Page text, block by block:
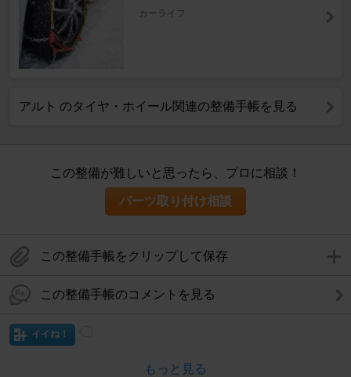
カーライフ
アルト のタイヤ・ホイール関連の整備手帳を見る
この整備が難しいと思ったら、プロに相談！
パーツ取り付け相談
この整備手帳をクリップして保存
この整備手帳のコメントを見る
イイね！
もっと見る